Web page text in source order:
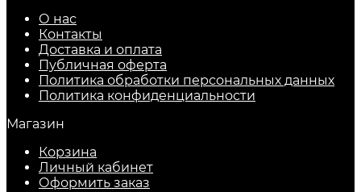
О нас
Контакты
Доставка и оплата
Публичная оферта
Политика обработки персональных данных
​Политика конфиденциальности
Магазин
Корзина
Личный кабинет
Оформить заказ